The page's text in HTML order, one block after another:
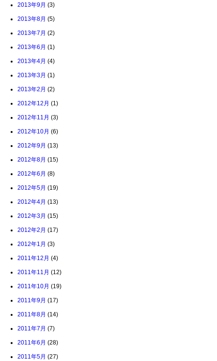
2013年9月 (3)
2013年8月 (5)
2013年7月 (2)
2013年6月 (1)
2013年4月 (4)
2013年3月 (1)
2013年2月 (2)
2012年12月 (1)
2012年11月 (3)
2012年10月 (6)
2012年9月 (13)
2012年8月 (15)
2012年6月 (8)
2012年5月 (19)
2012年4月 (13)
2012年3月 (15)
2012年2月 (17)
2012年1月 (3)
2011年12月 (4)
2011年11月 (12)
2011年10月 (19)
2011年9月 (17)
2011年8月 (14)
2011年7月 (7)
2011年6月 (28)
2011年5月 (27)